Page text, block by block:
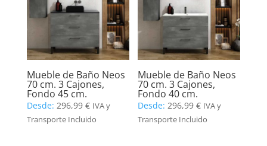
Mueble de Baño Neos
70 cm. 3 Cajones,
Fondo 45 cm.
Desde: 296,99 € IVA y
Transporte Incluido
Mueble de Baño Neos
70 cm. 3 Cajones,
Fondo 40 cm.
Desde:296,99€ IVA y
Transporte Incluido